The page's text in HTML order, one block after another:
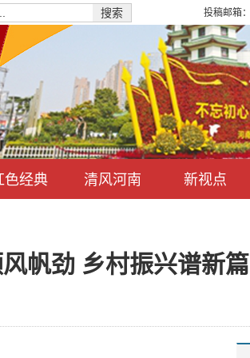
搜索 投稿邮箱
色经典 清风河南 新视点
帆劲 乡村振兴谱新